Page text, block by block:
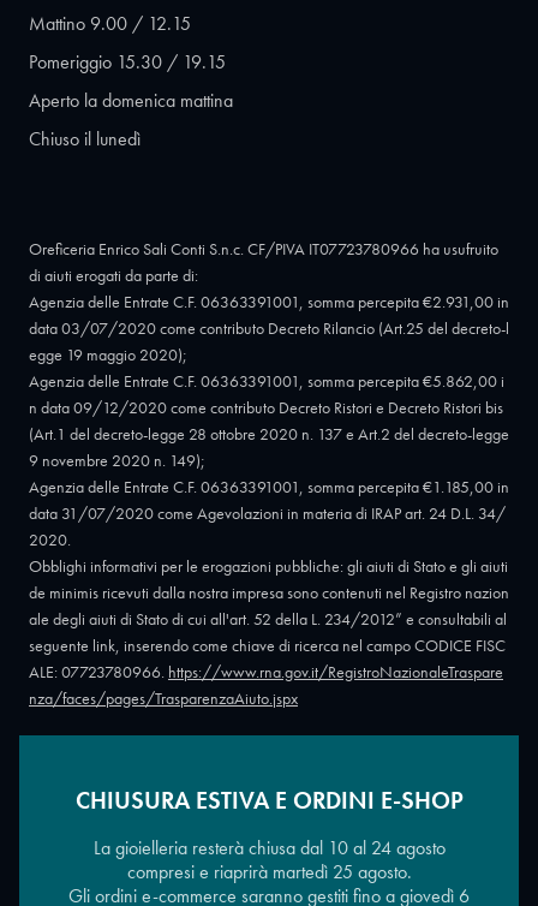
Mattino 9.00 / 12.15
Pomeriggio 15.30 / 19.15
Aperto la domenica mattina
Chiuso il lunedì
Oreficeria Enrico Sali Conti S.n.c. CF/PIVA IT07723780966 ha usufruito
di aiuti erogati da parte di:
Agenzia delle Entrate C.F. 06363391001, somma percepita €2.931,00 in
data 03/07/2020 come contributo Decreto Rilancio (Art.25 del decreto-l
egge 19 maggio 2020);
Agenzia delle Entrate C.F. 06363391001, somma percepita €5.862,00 i
n data 09/12/2020 come contributo Decreto Ristori e Decreto Ristori bis
(Art.1 del decreto-legge 28 ottobre 2020 n. 137 e Art.2 del decreto-legge
9 novembre 2020 n. 149);
Agenzia delle Entrate C.F. 06363391001, somma percepita €1.185,00 in
data 31/07/2020 come Agevolazioni in materia di IRAP art. 24 D.L. 34/
2020.
Obblighi informativi per le erogazioni pubbliche: gli aiuti di Stato e gli aiuti
de minimis ricevuti dalla nostra impresa sono contenuti nel Registro nazion
ale degli aiuti di Stato di cui all'art. 52 della L. 234/2012” e consultabili al
seguente link, inserendo come chiave di ricerca nel campo CODICE FISC
ALE: 07723780966. https://www.rna.gov.it/RegistroNazionaleTraspare
nza/faces/pages/TrasparenzaAiuto.jspx
Copyright © 2026 - Oreficeria Enrico Sali Conti e C. snc - Partita IVA
CHIUSURA ESTIVA E ORDINI E-SHOP
La gioielleria resterà chiusa dal 10 al 24 agosto
compresi e riaprirà martedì 25 agosto.
Gli ordini e-commerce saranno gestiti fino a giovedì 6